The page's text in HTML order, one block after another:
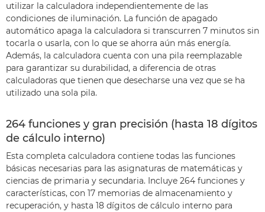
utilizar la calculadora independientemente de las
condiciones de iluminación. La función de apagado
automático apaga la calculadora si transcurren 7 minutos sin
tocarla o usarla, con lo que se ahorra aún más energía.
Además, la calculadora cuenta con una pila reemplazable
para garantizar su durabilidad, a diferencia de otras
calculadoras que tienen que desecharse una vez que se ha
utilizado una sola pila.
264 funciones y gran precisión (hasta 18 dígitos
de cálculo interno)
Esta completa calculadora contiene todas las funciones
básicas necesarias para las asignaturas de matemáticas y
ciencias de primaria y secundaria. Incluye 264 funciones y
características, con 17 memorias de almacenamiento y
recuperación, y hasta 18 dígitos de cálculo interno para